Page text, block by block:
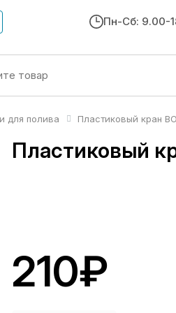
Пн-Сб: 9.00-
для полива Пластиковый кран
Пластиковый
210₽